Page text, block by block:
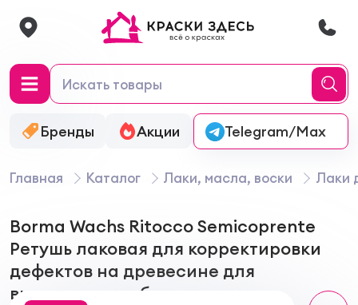
Бренды Акции Онлайн-колеровка
Telegram/Max
Главная Каталог Лаки, масла, воски Лаки
Borma Wachs Ritocco Semicoprente
Ретушь лаковая для корректировки
дефектов на древесине для
внутренних работ